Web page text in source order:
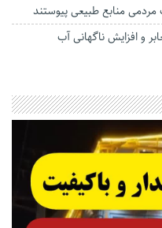
و افزایش ناگهانی آب